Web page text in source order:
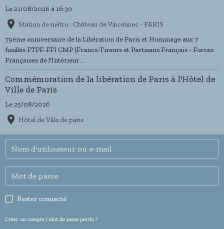
Le 21/08/2026 à 16:30
Station de métro : Château de Vincennes - PARIS
79ème anniversaire de la Libération de Paris et Hommage aux 7
fusillés FTPF-FFI CMP (Francs-Tireurs et Partisans Français - Forces
Françaises de l'Intèrieur ...
Commémoration de la libération de Paris à l'Hôtel de
Ville de Paris
Le 25/08/2026
Hôtel de Ville de paris
Rester connecté
Créer un compte | Mot de passe perdu ?